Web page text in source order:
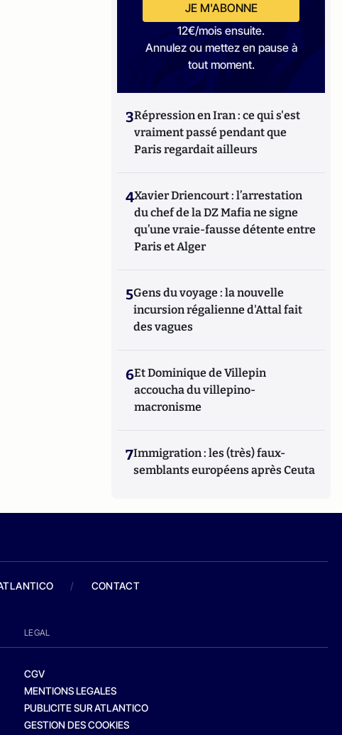
JE M'ABONNE
12€/mois ensuite.
Annulez ou mettez en pause à
tout moment.
3Répression en Iran : ce qui s'est
vraiment passé pendant que
Paris regardait ailleurs
4Xavier Driencourt : l’arrestation
du chef de la DZ Mafia ne signe
qu’une vraie-fausse détente entre
Paris et Alger
5Gens du voyage : la nouvelle
incursion régalienne d'Attal fait
des vagues
6Et Dominique de Villepin
accoucha du villepino-
macronisme
7Immigration : les (très) faux-
semblants européens après Ceuta
/ CONTACT
LEGAL
CGV
MENTIONS LEGALES
PUBLICITE SUR ATLANTICO
GESTION DES COOKIES